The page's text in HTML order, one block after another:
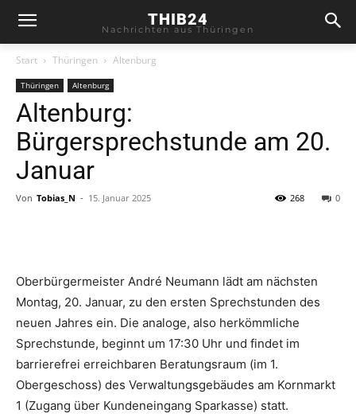
THIB24
Nachrichten aus Thüringen
Start Thüringen Altenburg
Thüringen Altenburg
Altenburg:
Bürgersprechstunde am 20.
Januar
Von Tobias_N - 15. Januar 2025 0
268
Oberbürgermeister André Neumann lädt am nächsten
Montag, 20. Januar, zu den ersten Sprechstunden des
neuen Jahres ein. Die analoge, also herkömmliche
Sprechstunde, beginnt um 17:30 Uhr und findet im
barrierefrei erreichbaren Beratungsraum (im 1.
Obergeschoss) des Verwaltungsgebäudes am Kornmarkt
1 (Zugang über Kundeneingang Sparkasse) statt.